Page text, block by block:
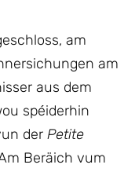
am
am
aus dem
spéiderhin
der Petite
Beräich vum